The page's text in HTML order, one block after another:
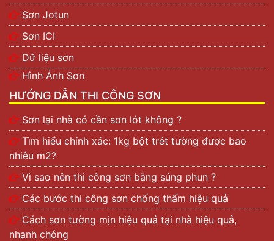
Sơn Jotun
Sơn ICI
Dữ liệu sơn
Hình Ảnh Sơn
HƯỚNG DẪN THI CÔNG SƠN
Sơn lại nhà có cần sơn lót không ?
Tìm hiểu chính xác: 1kg bột trét tường được bao
nhiêu m2?
Vì sao nên thi công sơn bằng súng phun ?
Các bước thi công sơn chống thấm hiệu quả
Cách sơn tường mịn hiệu quả tại nhà hiệu quả,
nhanh chóng